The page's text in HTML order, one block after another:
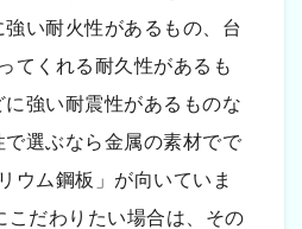
い耐火性があるもの、台
てくれる耐久性があるも
強い耐震性があるものな
で選ぶなら金属の素材でで
ウム鋼板」が向いていま
こだわりたい場合は、その